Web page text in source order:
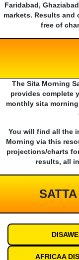
Faridabad,
markets. Results and
free of
The Sita Morning
provides complete
monthly sita
You will find all the
Morning via this
projections/charts
results, all
AFRICAA